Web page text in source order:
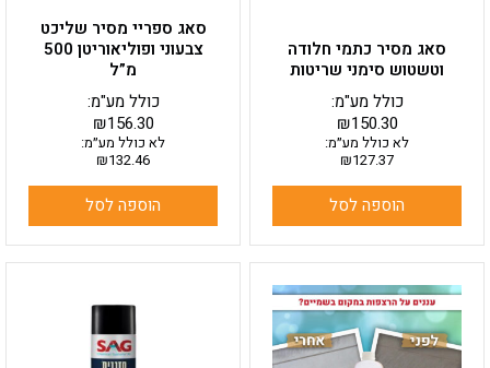
סאג מסיר כתמי חלודה
וטשטוש סימני שריטות
₪150.30
כולל מע"מ:
לא כולל מע״מ:
₪127.37
הוספה לסל
סאג ספריי מסיר שליכט
צבעוני ופוליאוריטן 500
מ”ל
₪156.30
כולל מע"מ:
לא כולל מע״מ:
₪132.46
הוספה לסל